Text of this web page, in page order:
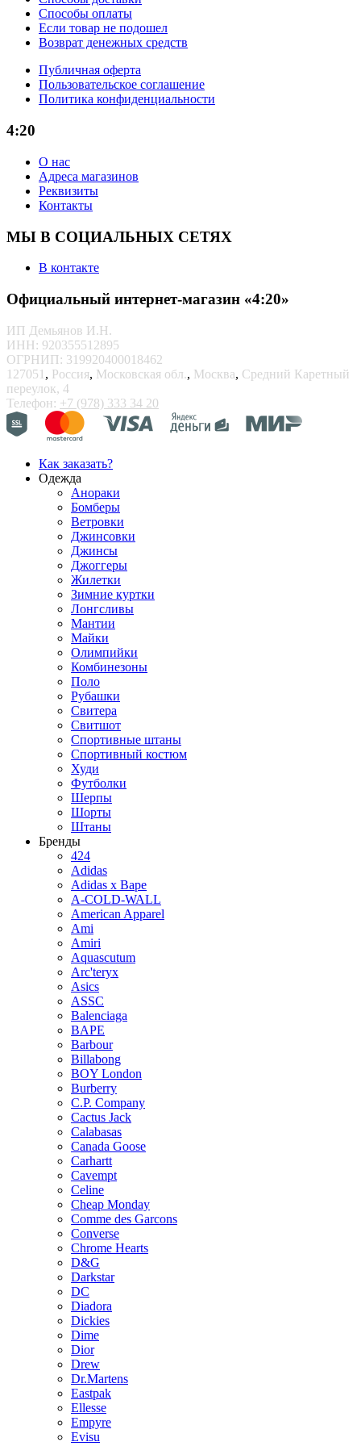
Способы оплаты
Если товар не подошел
Возврат денежных средств
Публичная оферта
Пользовательское соглашение
Политика конфиденциальности
4:20
О нас
Адреса магазинов
Реквизиты
Контакты
МЫ В СОЦИАЛЬНЫХ СЕТЯХ
В контакте
Официальный интернет-магазин «4:20»
ИП Демьянов И.Н.
ИНН: 920355512895
ОГРНИП: 319920400018462
127051 , Россия, Московская обл., Москва, Средний Каретный
переулок, 4
Телефон: +7 (978) 333 34 20
Как заказать?
Одежда
Анораки
Бомберы
Ветровки
Джинсовки
Джинсы
Джоггеры
Жилетки
Зимние куртки
Лонгсливы
Мантии
Майки
Олимпийки
Комбинезоны
Поло
Рубашки
Свитера
Свитшот
Спортивные штаны
Спортивный костюм
Худи
Футболки
Шерпы
Шорты
Штаны
Бренды
424
Adidas
Adidas x Bape
A-COLD-WALL
American Apparel
Ami
Amiri
Aquascutum
Arc'teryx
Asics
ASSC
Balenciaga
BAPE
Barbour
Billabong
BOY London
Burberry
C.P. Company
Cactus Jack
Calabasas
Canada Goose
Carhartt
Cavempt
Celine
Cheap Monday
Comme des Garcons
Converse
Chrome Hearts
D&G
Darkstar
DC
Diadora
Dickies
Dime
Dior
Drew
Dr.Martens
Eastpak
Ellesse
Empyre
Evisu